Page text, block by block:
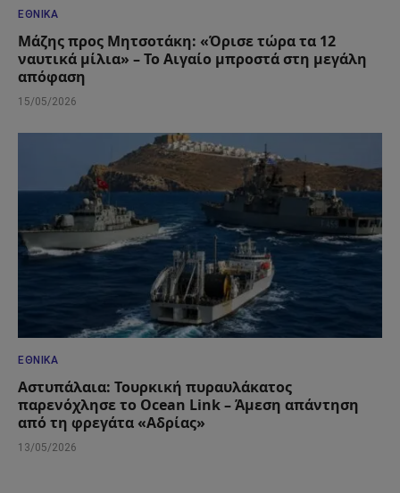
ΕΘΝΙΚΆ
Μάζης προς Μητσοτάκη: «Όρισε τώρα τα 12
ναυτικά μίλια» – Το Αιγαίο μπροστά στη μεγάλη
απόφαση
15/05/2026
ΕΘΝΙΚΆ
Αστυπάλαια: Τουρκική πυραυλάκατος
παρενόχλησε το Ocean Link – Άμεση απάντηση
από τη φρεγάτα «Αδρίας»
13/05/2026